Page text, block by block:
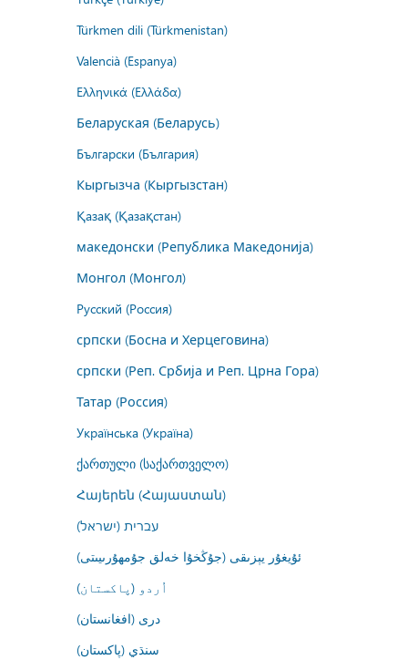
Türkmen dili (Türkmenistan)
Valencià (Espanya)
Ελληνικά (Ελλάδα)
Беларуская (Беларусь)
Български (България)
Кыргызча (Кыргызстан)
Қазақ (Қазақстан)
македонски (Република Македонија)
Монгол (Монгол)
Русский (Россия)
српски (Босна и Херцеговина)
српски (Реп. Србија и Реп. Црна Гора)
Татар (Россия)
Українська (Україна)
ქართული (საქართველო)
Հայերեն (Հայաստան)
עברית (ישראל)
ئۇيغۇر يېزىقى (جۇڭخۇا خەلق جۇمھۇرىيىتى)
اُردو (پاکستان)
درى (افغانستان)
سنڌي (پاکستان)